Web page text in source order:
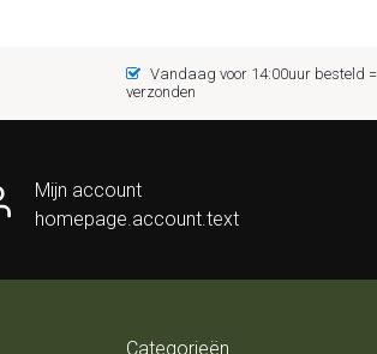
Vandaag voor 14:00uur besteld
verzonden
Mijn account
homepage.account.text
Categorieën